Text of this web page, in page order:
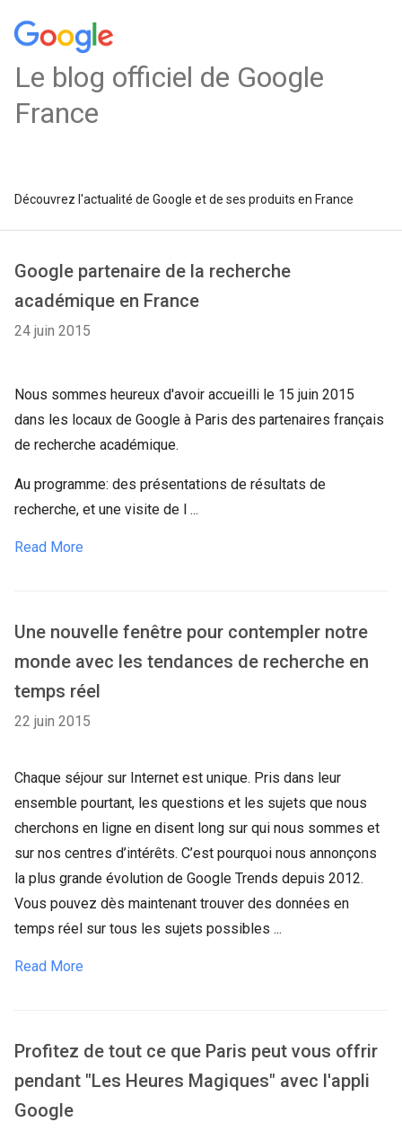
Le blog officiel de Google
France
Découvrez l'actualité de Google et de ses produits en France
Google partenaire de la recherche
académique en France
24 juin 2015
Nous sommes heureux d'avoir accueilli le 15 juin 2015
dans les locaux de Google à Paris des partenaires français
de recherche académique.
Au programme: des présentations de résultats de
recherche, et une visite de l ...
Read More
Une nouvelle fenêtre pour contempler notre
monde avec les tendances de recherche en
temps réel
22 juin 2015
Chaque séjour sur Internet est unique. Pris dans leur
ensemble pourtant, les questions et les sujets que nous
cherchons en ligne en disent long sur qui nous sommes et
sur nos centres d’intérêts. C’est pourquoi nous annonçons
la plus grande évolution de Google Trends depuis 2012.
Vous pouvez dès maintenant trouver des données en
temps réel sur tous les sujets possibles ...
Read More
Profitez de tout ce que Paris peut vous offrir
pendant "Les Heures Magiques" avec l'appli
Google